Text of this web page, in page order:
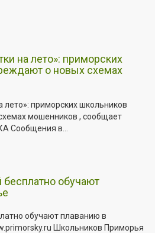
на лето»: приморских
о новых схемах
приморских школьников
мошенников , сообщает
Сообщения в...
обучают
обучают плаванию в
Школьников Приморья